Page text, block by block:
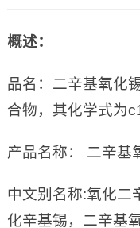
概述：
品名：二辛基氧化
合物，其化学式为
产品名称： 二辛基
中文别名称:氧化二
化辛基锡，二辛基